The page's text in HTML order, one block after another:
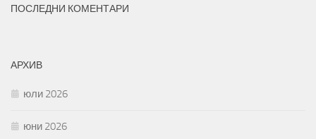
ПОСЛЕДНИ КОМЕНТАРИ
АРХИВ
юли 2026
юни 2026